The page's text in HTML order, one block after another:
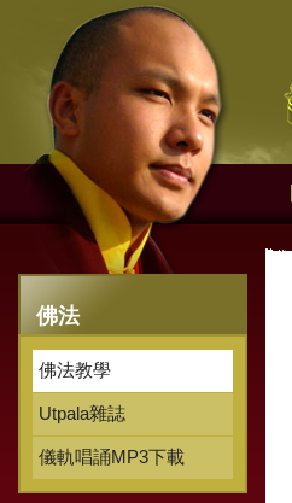
佛法
佛法教學
Utpala雜誌
儀軌唱誦MP3下載